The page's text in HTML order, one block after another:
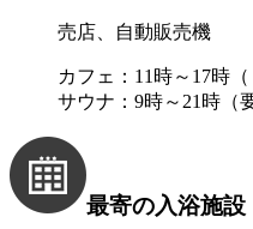
売店、自動販売機
カフェ：11時～17時
サウナ：9時～21時（
最寄の入浴施設